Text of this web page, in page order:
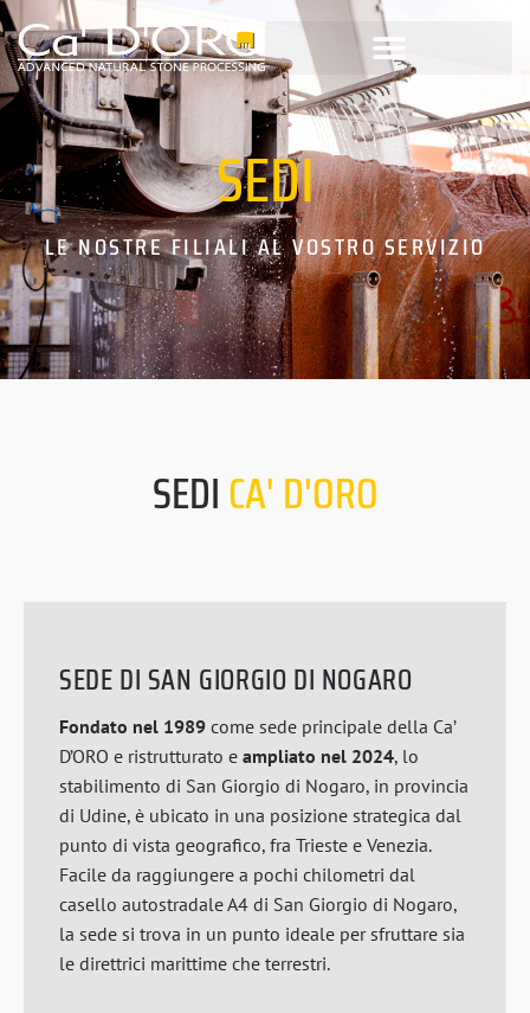
SEDI
LE NOSTRE FILIALI AL VOSTRO SERVIZIO
SEDICA'D'ORO
SEDE DI SAN GIORGIO DI NOGARO
Fondato nel 1989 come sede principale della Ca’
D’ORO e ristrutturato e ampliato nel 2024, lo
stabilimento di San Giorgio di Nogaro, in provincia
di Udine, è ubicato in una posizione strategica dal
punto di vista geografico, fra Trieste e Venezia.
Facile da raggiungere a pochi chilometri dal
casello autostradale A4 di San Giorgio di Nogaro,
la sede si trova in un punto ideale per sfruttare sia
le direttrici marittime che terrestri.